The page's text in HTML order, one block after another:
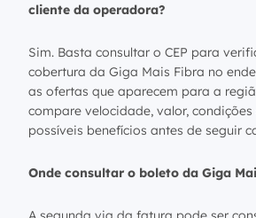
cliente da operadora?
Sim. Basta consultar o CEP para
cobertura da Giga Mais Fibra no
as ofertas que aparecem para a
compare velocidade, valor,
possíveis benefícios antes de seguir
Onde consultar o boleto da Giga